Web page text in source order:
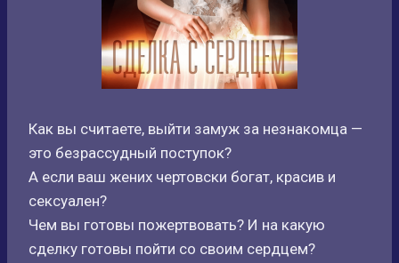
Как вы считаете, выйти замуж за незнакомца —
это безрассудный поступок?
А если ваш жених чертовски богат, красив и
сексуален?
Чем вы готовы пожертвовать? И на какую
сделку готовы пойти со своим сердцем?